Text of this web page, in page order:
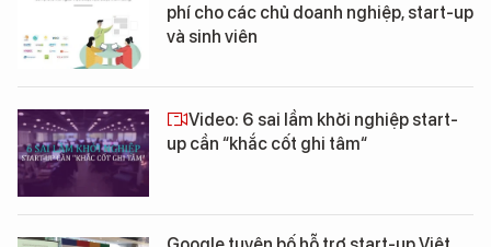
phí cho các chủ doanh nghiệp, start-up
và sinh viên
Video: 6 sai lầm khởi nghiệp start-
up cần “khắc cốt ghi tâm“